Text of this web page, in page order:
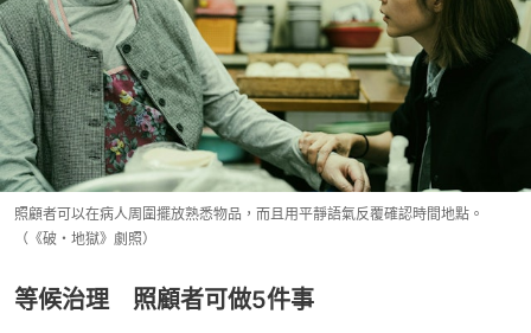
照顧者可以在病人周圍擺放熟悉物品，而且用平靜語氣反覆確認時間地點。
（《破・地獄》劇照）
等候治理 照顧者可做5件事